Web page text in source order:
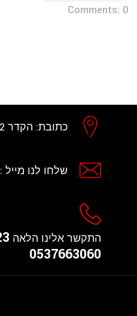
Comments: 0
כתובת: הקדר 42, נתניה
שלחו לנו מייל :
התקשר אלינו הלאה
0537663060